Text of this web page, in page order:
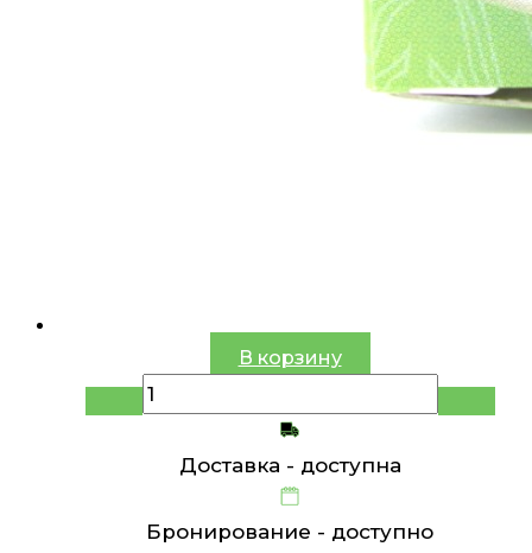
В корзину
Доставка - доступна
Бронирование - доступно